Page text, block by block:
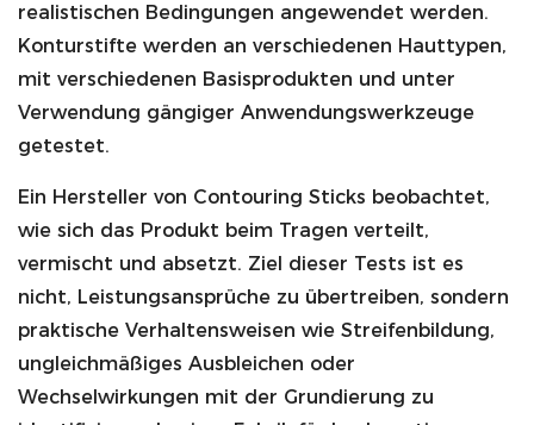
realistischen Bedingungen angewendet werden.
Konturstifte werden an verschiedenen Hauttypen,
mit verschiedenen Basisprodukten und unter
Verwendung gängiger Anwendungswerkzeuge
getestet.
Ein Hersteller von Contouring Sticks beobachtet,
wie sich das Produkt beim Tragen verteilt,
vermischt und absetzt. Ziel dieser Tests ist es
nicht, Leistungsansprüche zu übertreiben, sondern
praktische Verhaltensweisen wie Streifenbildung,
ungleichmäßiges Ausbleichen oder
Wechselwirkungen mit der Grundierung zu